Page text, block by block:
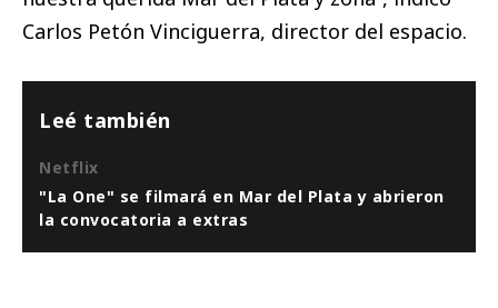
Carlos Petón Vinciguerra, director del espacio.
Leé también
Netflix
"La One" se filmará en Mar del Plata y abrieron
la convocatoria a extras